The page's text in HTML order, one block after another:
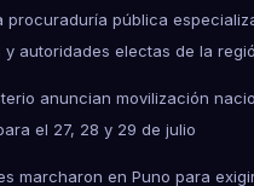
procuraduría pública
y autoridades electas de la
anuncian movilización
el 27, 28 y 29 de julio
marcharon en Puno para